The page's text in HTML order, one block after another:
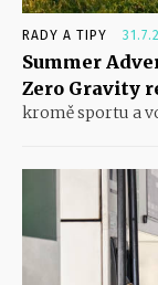
RADY A TIPY
Summer
Zero Gravity
kromě sportu a